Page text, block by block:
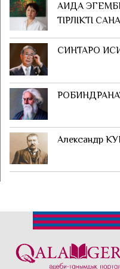
АИДА
ТІРЛІКТІ
СИНТАРО
Александр